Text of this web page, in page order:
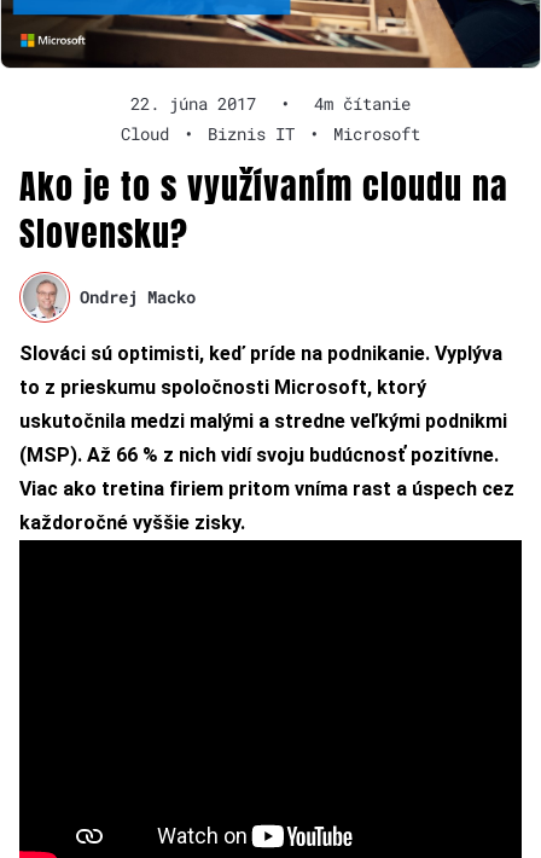
22. júna 2017 •
4m čítanie
Cloud
• Biznis IT • Microsoft
Ako je to s využívaním cloudu na
Slovensku?
Ondrej Macko
Slováci sú optimisti, keď príde na podnikanie. Vyplýva
to z prieskumu spoločnosti Microsoft, ktorý
uskutočnila medzi malými a stredne veľkými podnikmi
(MSP). Až 66 % z nich vidí svoju budúcnosť pozitívne.
Viac ako tretina firiem pritom vníma rast a úspech cez
každoročné vyššie zisky.